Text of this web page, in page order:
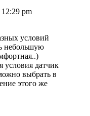
pm
условий
небольшую
условия датчик
выбрать в
этого же